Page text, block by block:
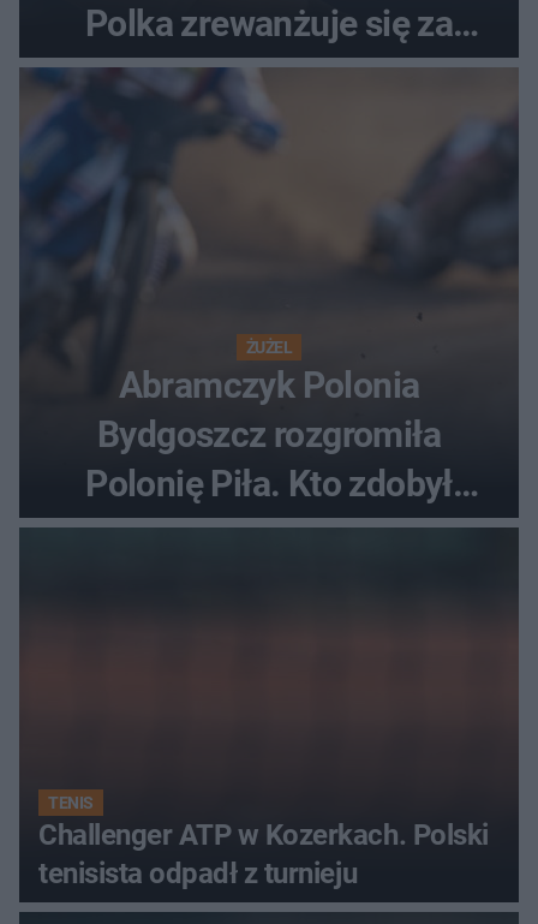
Polka zrewanżuje się za
ostatnią porażkę?
ŻUŻEL
Abramczyk Polonia
Bydgoszcz rozgromiła
Polonię Piła. Kto zdobył
najwięcej punktów?
TENIS
Challenger ATP w Kozerkach. Polski
tenisista odpadł z turnieju